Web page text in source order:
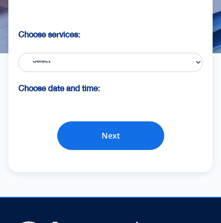
Choose services:
Choose date and time:
Next